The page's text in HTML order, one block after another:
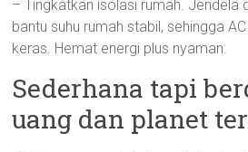
– Tingkatkan isolasi rumah. Jendela
bantu suhu rumah stabil, sehingga
keras. Hemat energi plus nyaman.
Sederhana tapi
uang dan planet